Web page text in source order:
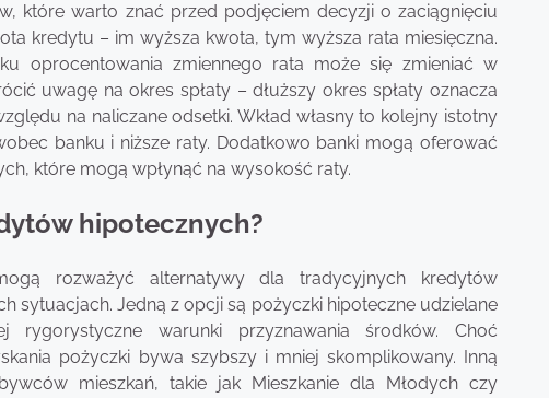
które warto znać przed podjęciem decyzji o zaciągnięciu
kredytu – im wyższa kwota, tym wyższa rata miesięczna.
oprocentowania zmiennego rata może się zmieniać w
uwagę na okres spłaty – dłuższy okres spłaty oznacza
na naliczane odsetki. Wkład własny to kolejny istotny
banku i niższe raty. Dodatkowo banki mogą oferować
które mogą wpłynąć na wysokość raty.
hipotecznych?
rozważyć alternatywy dla tradycyjnych kredytów
sytuacjach. Jedną z opcji są pożyczki hipoteczne udzielane
warunki przyznawania środków. Choć
pożyczki bywa szybszy i mniej skomplikowany. Inną
mieszkań, takie jak Mieszkanie dla Młodych czy